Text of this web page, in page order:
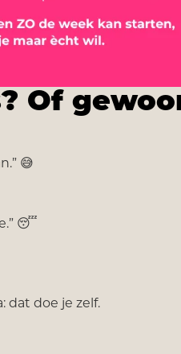
Of
😅
😴
dat doe je zelf.